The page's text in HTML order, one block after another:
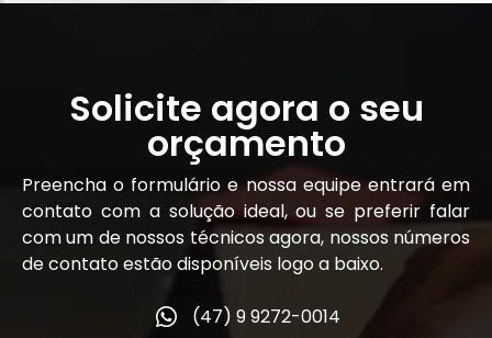
Solicite agora o seu
orçamento
Preencha o formulário e nossa equipe entrará em
contato com a solução ideal, ou se preferir falar
com um de nossos técnicos agora, nossos números
de contato estão disponíveis logo a baixo.
(47) 9 9272-0014